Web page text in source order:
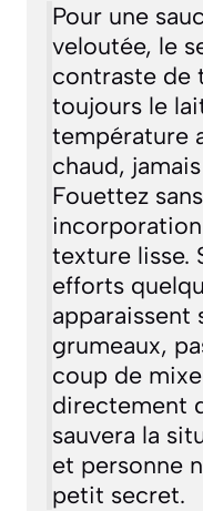
Pour une
veloutée, le
contraste de
toujours le
température
chaud,
Fouettez
texture lisse.
efforts
apparaissent
grumeaux,
coup de
directement
sauvera la
et personne
petit secret.